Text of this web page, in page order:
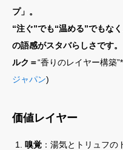
プ」。
“注ぐ”でも“温める”でもな
の語感がスタバらしさです
ルク＝“香りのレイヤー構築
ジャパン)
価値レイヤー
嗅覚 ：湯気とトリュフの